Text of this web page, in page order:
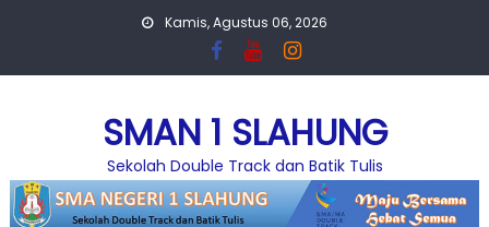
Kamis, Agustus 06, 2026
SMAN 1 SLAHUNG
Sekolah Double Track dan Batik Tulis